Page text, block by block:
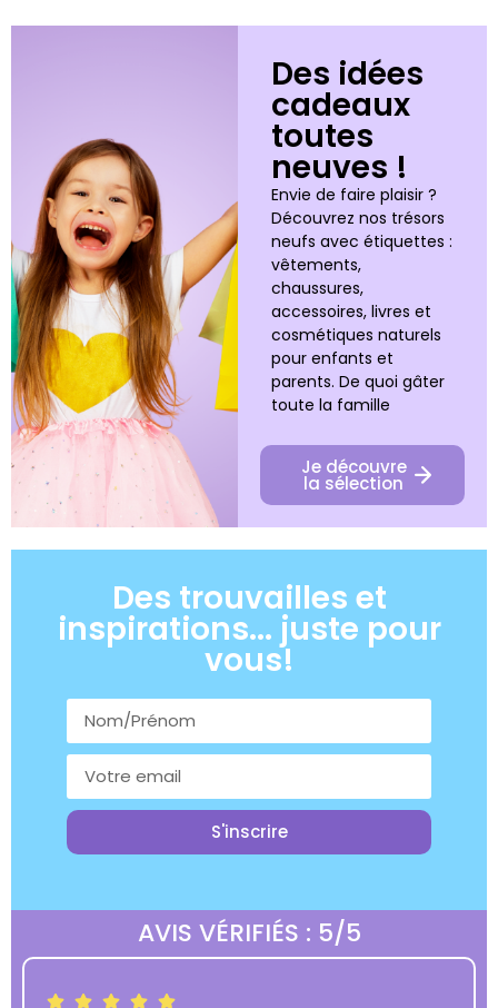
Des idées
cadeaux
toutes
neuves !
Envie de faire plaisir ?
Découvrez nos trésors
neufs avec étiquettes :
vêtements,
chaussures,
accessoires, livres et
cosmétiques naturels
pour enfants et
parents. De quoi gâter
toute la famille
Je découvre
la sélection
Des trouvailles et
inspirations... juste pour
vous!
S'inscrire
AVIS VÉRIFIÉS : 5/5